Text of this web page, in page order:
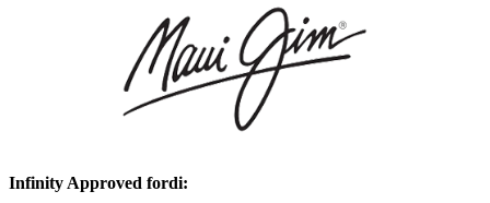
Infinity Approved fordi: